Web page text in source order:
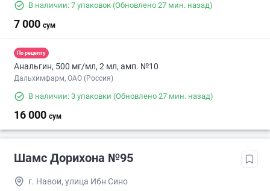
В наличии: 7 упаковок (Обновлено 27 мин. назад)
7 000 сум
По рецепту
Анальгин, 500 мг/мл, 2 мл, амп. №10
Дальхимфарм, ОАО (Россия)
В наличии: 3 упаковки (Обновлено 27 мин. назад)
16 000 сум
Шамс Дорихона №95
г. Навои, улица Ибн Сино